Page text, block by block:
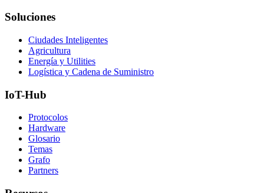
Soluciones
Ciudades Inteligentes
Agricultura
Energía y Utilities
Logística y Cadena de Suministro
IoT-Hub
Protocolos
Hardware
Glosario
Temas
Grafo
Partners